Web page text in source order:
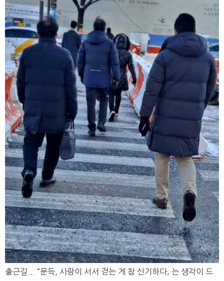
출근길... “문득, 사람이 서서 걷는 게 참 신기하다, 는 생각이 드